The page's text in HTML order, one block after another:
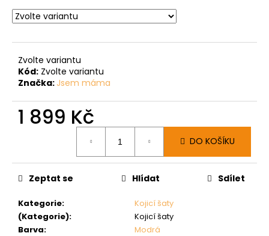
Zvolte variantu
Kód: Zvolte variantu
Značka: Jsem máma
1 899 Kč
DO KOŠÍKU
Kategorie:
Kojicí šaty
(Kategorie):
Kojicí šaty
Barva:
Modrá
Zeptat se Hlídat Sdílet